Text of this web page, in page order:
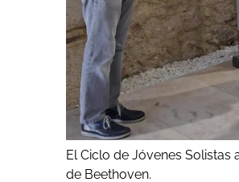
El Ciclo de Jóvenes
de Beethoven.